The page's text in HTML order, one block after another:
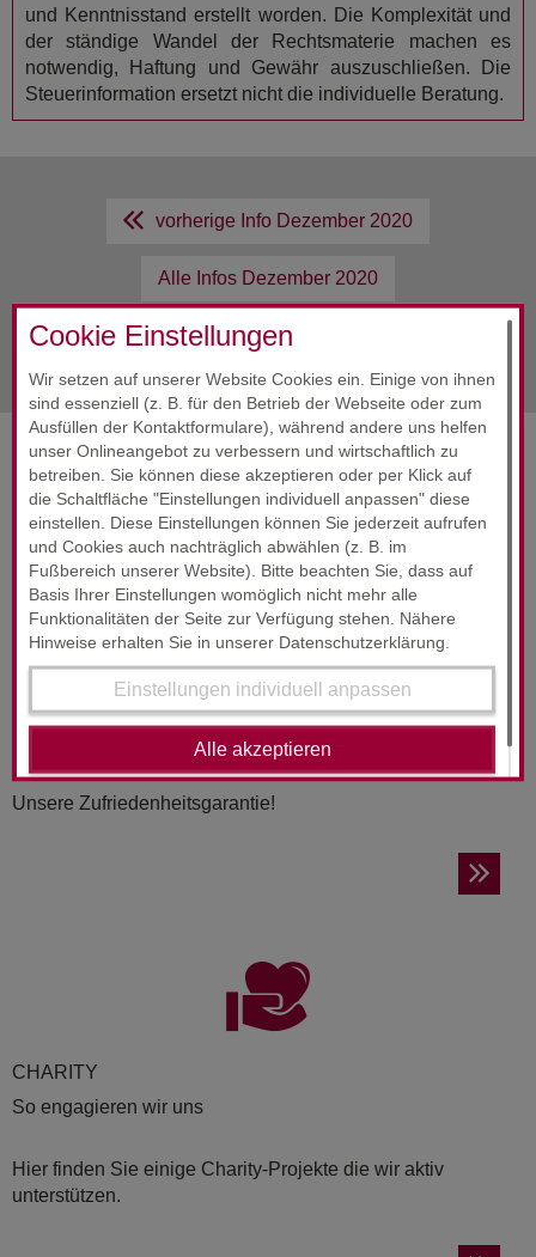
Cookie Einstellungen
Wir setzen auf unserer Website Cookies ein. Einige von ihnen
sind essenziell (z. B. für den Betrieb der Webseite oder zum
Ausfüllen der Kontaktformulare), während andere uns helfen
unser Onlineangebot zu verbessern und wirtschaftlich zu
betreiben. Sie können diese akzeptieren oder per Klick auf
die Schaltfläche "Einstellungen individuell anpassen" diese
einstellen. Diese Einstellungen können Sie jederzeit aufrufen
und Cookies auch nachträglich abwählen (z. B. im
Fußbereich unserer Website). Bitte beachten Sie, dass auf
Basis Ihrer Einstellungen womöglich nicht mehr alle
Funktionalitäten der Seite zur Verfügung stehen. Nähere
Hinweise erhalten Sie in unserer Datenschutzerklärung.
Einstellungen individuell anpassen
Alle akzeptieren
und Kenntnisstand erstellt worden. Die Komplexität und
der ständige Wandel der Rechtsmaterie machen es
notwendig, Haftung und Gewähr auszuschließen. Die
Steuerinformation ersetzt nicht die individuelle Beratung.
vorherige Info Dezember 2020
Alle Infos Dezember 2020
nächste InfoDezember 2020
SERVICES & ENGAGEMENT
RUND­UM-SORG­LOS-PAKET
24-Stunden-Service
Wir wollen, dass Sie sich jederzeit gut beraten fühlen.
Unsere Zufriedenheitsgarantie!
CHA­RI­TY
So engagieren wir uns
Hier finden Sie einige Charity-Projekte die wir aktiv
unterstützen.